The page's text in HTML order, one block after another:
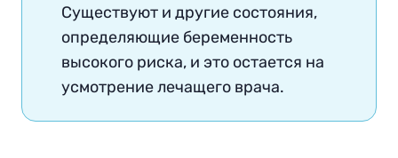
Существуют и другие состояния,
определяющие беременность
высокого риска, и это остается на
усмотрение лечащего врача.